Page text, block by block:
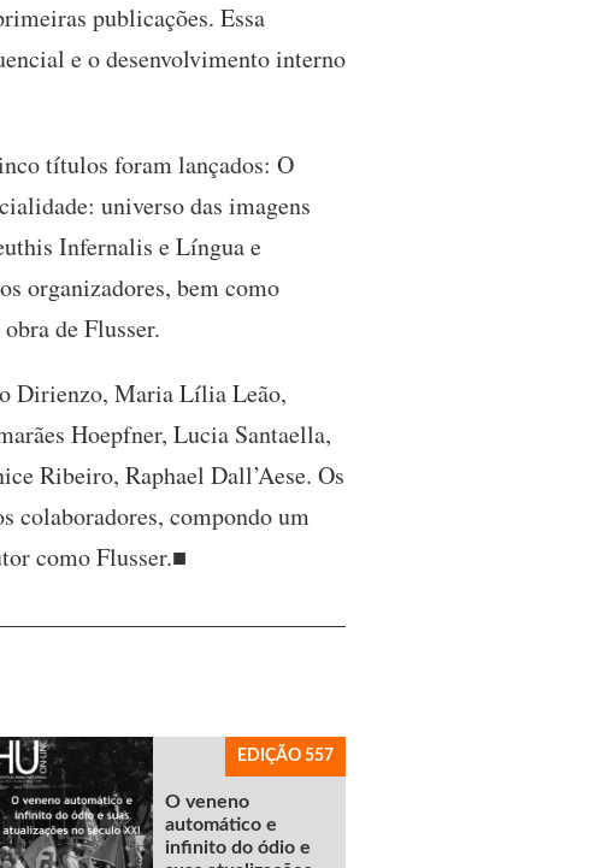
publicações. Essa
e o desenvolvimento interno
títulos foram lançados: O
universo das imagens
Infernalis e Língua e
organizadores, bem como
de Flusser.
Dirienzo, Maria Lília Leão,
Hoepfner, Lucia Santaella,
Ribeiro, Raphael Dall’Aese. Os
colaboradores, compondo um
como Flusser.■
EDIÇÃO 557
O veneno
automático e
infinito do ódio e